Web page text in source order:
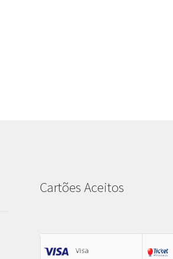
Cartões Aceitos